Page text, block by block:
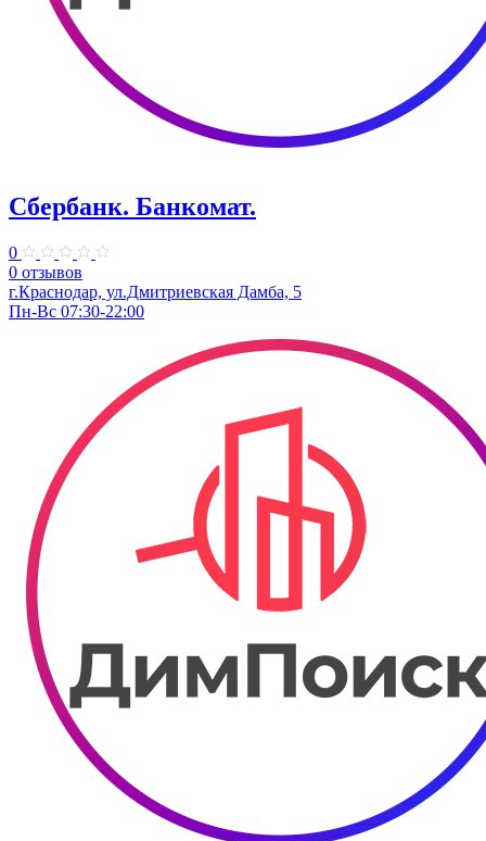
Сбербанк. Банкомат.
0
0 отзывов
г.Краснодар, ул.Дмитриевская Дамба, 5
Пн-Вс 07:30-22:00